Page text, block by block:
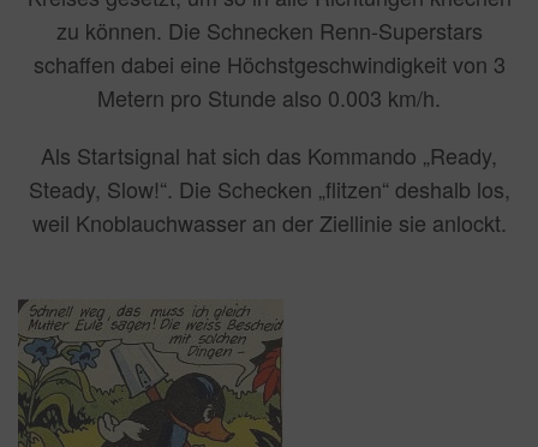
zu können. Die Schnecken Renn-Superstars
schaffen dabei eine Höchstgeschwindigkeit von 3
Metern pro Stunde also 0.003 km/h.
Als Startsignal hat sich das Kommando „Ready,
Steady, Slow!“. Die Schecken „flitzen“ deshalb los,
weil Knoblauchwasser an der Ziellinie sie anlockt.